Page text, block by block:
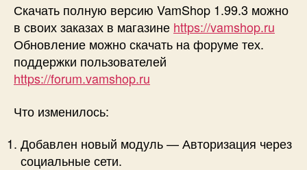
Скачать полную версию VamShop 1.99.3 можно
в своих заказах в магазине https://vamshop.ru
Обновление можно скачать на форуме тех.
поддержки пользователей
https://forum.vamshop.ru
Что изменилось:
Добавлен новый модуль — Авторизация через
социальные сети.